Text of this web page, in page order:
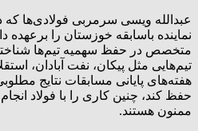
نماینده باسابقه خوزستان را برعهده
متخصص در حفظ سهمیه تیم‌ها
تیم‌هایی مثل پیکان، نفت آبادان،
هفته‌های پایانی مسابقات نتایج
حفظ کند، چنین کاری را با فولاد انجام
ممنون هستند.